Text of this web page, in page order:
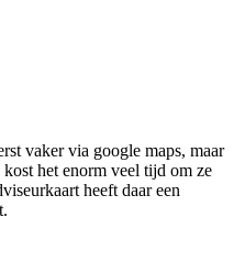
vaker via google maps, maar
het enorm veel tijd om ze
heeft daar een